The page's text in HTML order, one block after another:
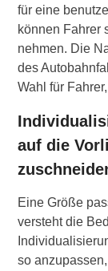
für eine
können Fahrer
nehmen. Die
des
Wahl für
auf die
Eine Größe
versteht die
so